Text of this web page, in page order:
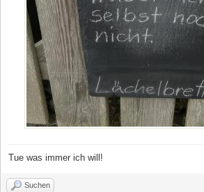
Tue was immer ich will!
Suchen